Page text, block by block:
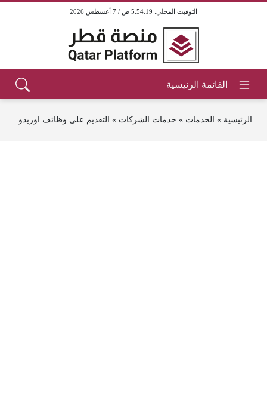
5:54:19 ص / 7 أغسطس 2026
الرئيسية » الخدمات » خدمات الشركات » التقديم على وظائف اوريدو